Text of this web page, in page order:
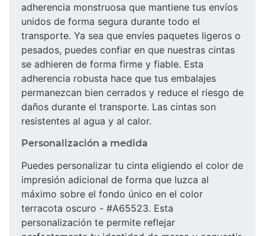
adherencia monstruosa que mantiene tus envíos
unidos de forma segura durante todo el
transporte. Ya sea que envíes paquetes ligeros o
pesados, puedes confiar en que nuestras cintas
se adhieren de forma firme y fiable. Esta
adherencia robusta hace que tus embalajes
permanezcan bien cerrados y reduce el riesgo de
daños durante el transporte. Las cintas son
resistentes al agua y al calor.
Personalización a medida
Puedes personalizar tu cinta eligiendo el color de
impresión adicional de forma que luzca al
máximo sobre el fondo único en el color
terracota oscuro - #A65523. Esta
personalización te permite reflejar